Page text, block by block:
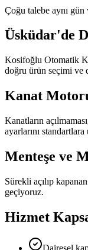
Çoğu talebe aynı
Üsküdar'de
Kosifoğlu Otomatik
doğru ürün seçimi ve
Kanat
Kanatların
ayarlarını
Menteşe ve
Sürekli açılıp
geçiyoruz.
Hizmet
Dairesel